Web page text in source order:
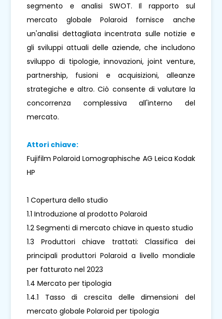
segmento e analisi SWOT. Il rapporto sul
mercato globale Polaroid fornisce anche
un'analisi dettagliata incentrata sulle notizie e
gli sviluppi attuali delle aziende, che includono
sviluppo di tipologie, innovazioni, joint venture,
partnership, fusioni e acquisizioni, alleanze
strategiche e altro. Ciò consente di valutare la
concorrenza complessiva all'interno del
mercato.
Attori chiave:
Fujifilm Polaroid Lomographische AG Leica Kodak
HP
1 Copertura dello studio
1.1 Introduzione al prodotto Polaroid
1.2 Segmenti di mercato chiave in questo studio
1.3 Produttori chiave trattati: Classifica dei
principali produttori Polaroid a livello mondiale
per fatturato nel 2023
1.4 Mercato per tipologia
1.4.1 Tasso di crescita delle dimensioni del
mercato globale Polaroid per tipologia